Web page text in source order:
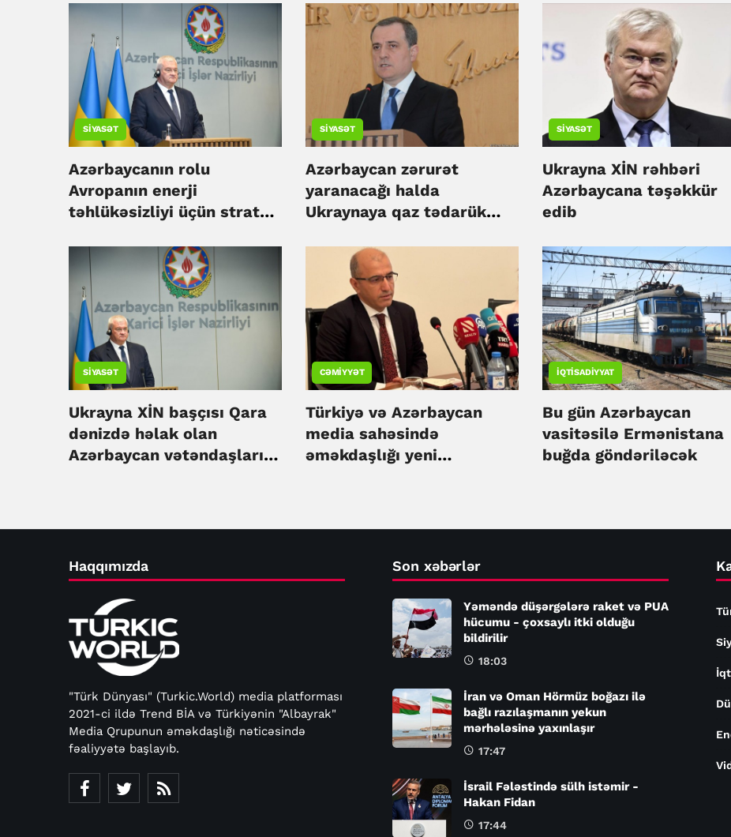
SIYASƏT
Azərbaycanın rolu
Avropanın enerji
təhlükəsizliyi üçün strateji
SIYASƏT
Azərbaycan zərurət
yaranacağı halda
Ukraynaya qaz tədarük
Bayramov
SIYASƏT
Ukrayna XİN rəhbəri
Azərbaycana təşəkkür
edib
SIYASƏT
Ukrayna XİN başçısı Qara
dənizdə həlak olan
Azərbaycan vətəndaşları
CƏMIYYƏT
Türkiyə və Azərbaycan
media sahəsində
əməkdaşlığı yeni
İQTISADIYYAT
Bu gün Azərbaycan
vasitəsilə Ermənistana
buğda göndəriləcək
Haqqımızda
"Türk Dünyası" (Turkic.World) media platforması
2021-ci ildə Trend BİA və Türkiyənin "Albayrak"
Media Qrupunun əməkdaşlığı nəticəsində
fəaliyyətə başlayıb.
Son xəbərlər
Yəməndə düşərgələrə raket və PUA
hücumu - çoxsaylı itki olduğu
bildirilir
18:03
İran və Oman Hörmüz boğazı ilə
bağlı razılaşmanın yekun
mərhələsinə yaxınlaşır
17:47
İsrail Fələstində sülh istəmir -
Hakan Fidan
17:44